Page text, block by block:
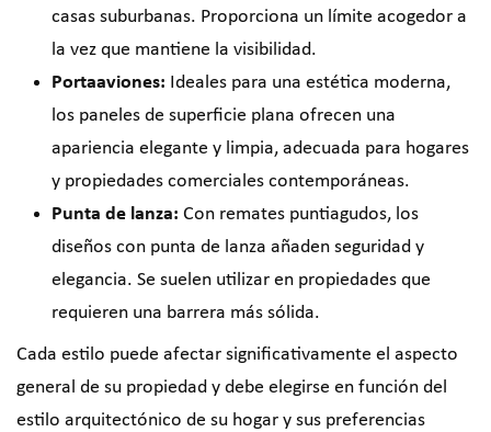
casas suburbanas. Proporciona un límite acogedor a
la vez que mantiene la visibilidad.
Portaaviones: Ideales para una estética moderna,
los paneles de superficie plana ofrecen una
apariencia elegante y limpia, adecuada para hogares
y propiedades comerciales contemporáneas.
Punta de lanza: Con remates puntiagudos, los
diseños con punta de lanza añaden seguridad y
elegancia. Se suelen utilizar en propiedades que
requieren una barrera más sólida.
Cada estilo puede afectar significativamente el aspecto
general de su propiedad y debe elegirse en función del
estilo arquitectónico de su hogar y sus preferencias